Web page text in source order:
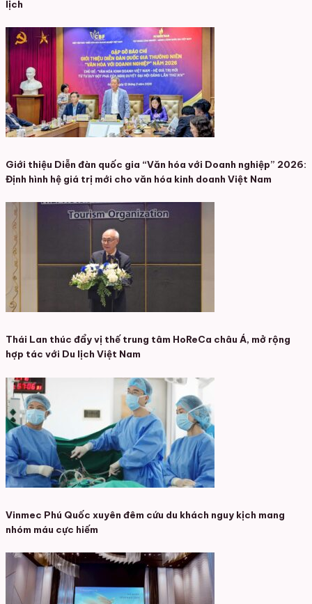
lịch
Giới thiệu Diễn đàn quốc gia “Văn hóa với Doanh nghiệp” 2026:
Định hình hệ giá trị mới cho văn hóa kinh doanh Việt Nam
Thái Lan thúc đẩy vị thế trung tâm HoReCa châu Á, mở rộng
hợp tác với Du lịch Việt Nam
Vinmec Phú Quốc xuyên đêm cứu du khách nguy kịch mang
nhóm máu cực hiếm